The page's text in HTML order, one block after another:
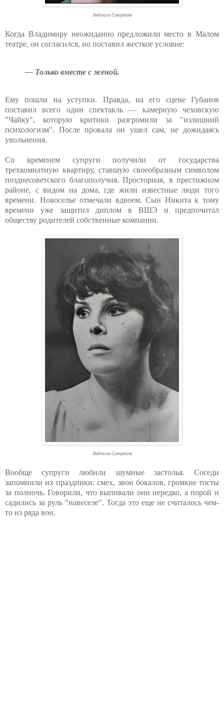
Людмила Суворкина
Когда Владимиру неожиданно предложили место в Малом
театре, он согласился, но поставил жесткое условие:
— Только вместе с женой.
Ему пошли на уступки. Правда, на его сцене Губанов
поставил всего один спектакль — камерную чеховскую
"Чайку", которую критики разгромили за "излишний
психологизм". После провала он ушел сам, не дожидаясь
увольнения.
Со временем супруги получили от государства
трехкомнатную квартиру, ставшую своеобразным символом
позднесоветского благополучия. Просторная, в престижном
районе, с видом на дома, где жили известные люди того
времени. Новоселье отмечали вдвоем. Сын Никита к тому
времени уже защитил диплом в ВШЭ и предпочитал
обществу родителей собственные компании.
Людмила Суворкина
Вообще супруги любили шумные застолья. Соседи
запомнили их праздники: смех, звон бокалов, громкие тосты
за полночь. Говорили, что выпивали они нередко, а порой и
садились за руль "навеселе". Тогда это еще не считалось чем-
то из ряда вон.